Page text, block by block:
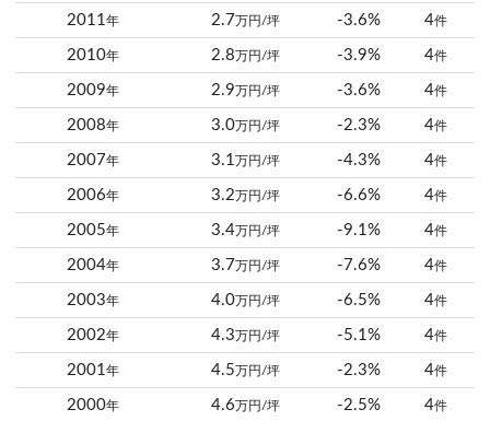
2011年 2.7 万円/坪 -3.6% 4件
2010年 2.8 万円/坪 -3.9% 4件
2009年 2.9 万円/坪 -3.6% 4件
2008年 3.0 万円/坪 -2.3% 4件
2007年 3.1 万円/坪 -4.3% 4件
2006年 3.2 万円/坪 -6.6% 4件
2005年 3.4 万円/坪 -9.1% 4件
2004年 3.7 万円/坪 -7.6% 4件
2003年 4.0 万円/坪 -6.5% 4件
2002年 4.3 万円/坪 -5.1% 4件
2001年 4.5 万円/坪 -2.3% 4件
2000年 4.6 万円/坪 -2.5% 4件